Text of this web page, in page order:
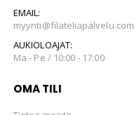
EMAIL:
myynti@filateliapalvelu.com
AUKIOLOAJAT:
Ma - Pe / 10:00 - 17:00
OMA TILI